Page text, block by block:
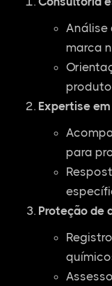
Análise
marca
Expertise
para
Proteção de